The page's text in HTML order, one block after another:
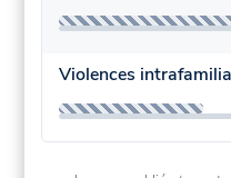
Violences